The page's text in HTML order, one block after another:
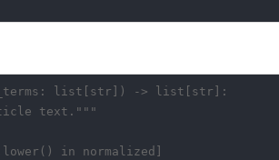
list[str]) -> list[str]:
text."""